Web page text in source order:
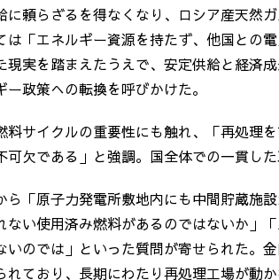
に頼らざるを得なくなり、ロシア産天然
は「エネルギー資源を持たず、他国との
現実を踏まえたうえで、安定供給と経済
政策への転換を呼びかけた。
料サイクルの重要性にも触れ、「再処理
欠である」と強調。国全体での一貫した
ら「原子力発電所敷地内にも中間貯蔵施
ない使用済み燃料があるのではないか」
いのでは」といった質問が寄せられた。
れており、長期にわたり再処理工場が動